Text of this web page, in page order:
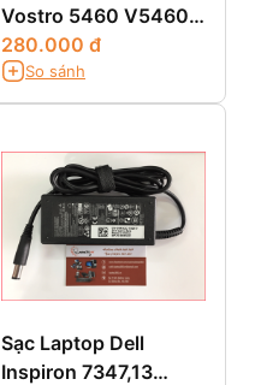
Vostro 5460 V5460
5470 5560
280.000 đ
So sánh
Sạc Laptop Dell
Inspiron 7347,13